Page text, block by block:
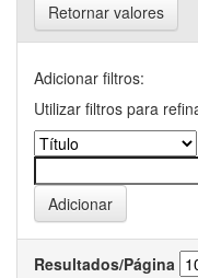
Retornar valores
Adicionar filtros:
Utilizar filtros para
Resultados/Página